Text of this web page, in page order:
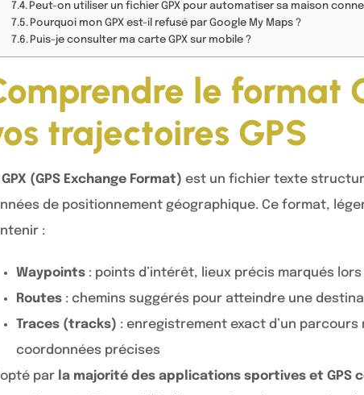
Peut-on utiliser un fichier GPX pour automatiser sa maison
Pourquoi mon GPX est-il refusé par Google My Maps ?
Puis-je consulter ma carte GPX sur mobile ?
le format
trajectoires GPS
GPX (GPS Exchange Format) est un fichier texte
de positionnement géographique. Ce format,
:
Waypoints : points d’intérêt, lieux précis marqués lors
Routes : chemins suggérés pour atteindre une
Traces (tracks) : enregistrement exact d’un
coordonnées précises
par la majorité des applications sportives et GPS